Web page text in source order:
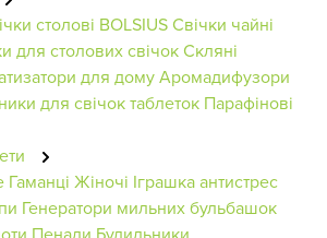
столові BOLSIUSСвічки чайні
для столових свічокСкляні
для домуАромадифузори
для свічок таблеток Парафінові
Гаманці Жіночі Іграшка антистрес
Генератори мильних бульбашок